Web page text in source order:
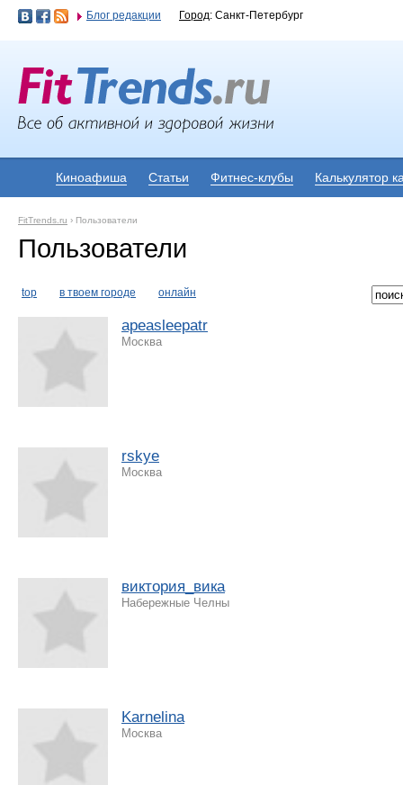
Блог редакции Город: Санкт-Петербург
Киноафиша Статьи Фитнес-клубы Калькулятор
FitTrends.ru › Пользователи
Пользователи
top в твоем городе онлайн
apeasleepatr
Москва
rskye
Москва
виктория_вика
Набережные Челны
Karnelina
Москва